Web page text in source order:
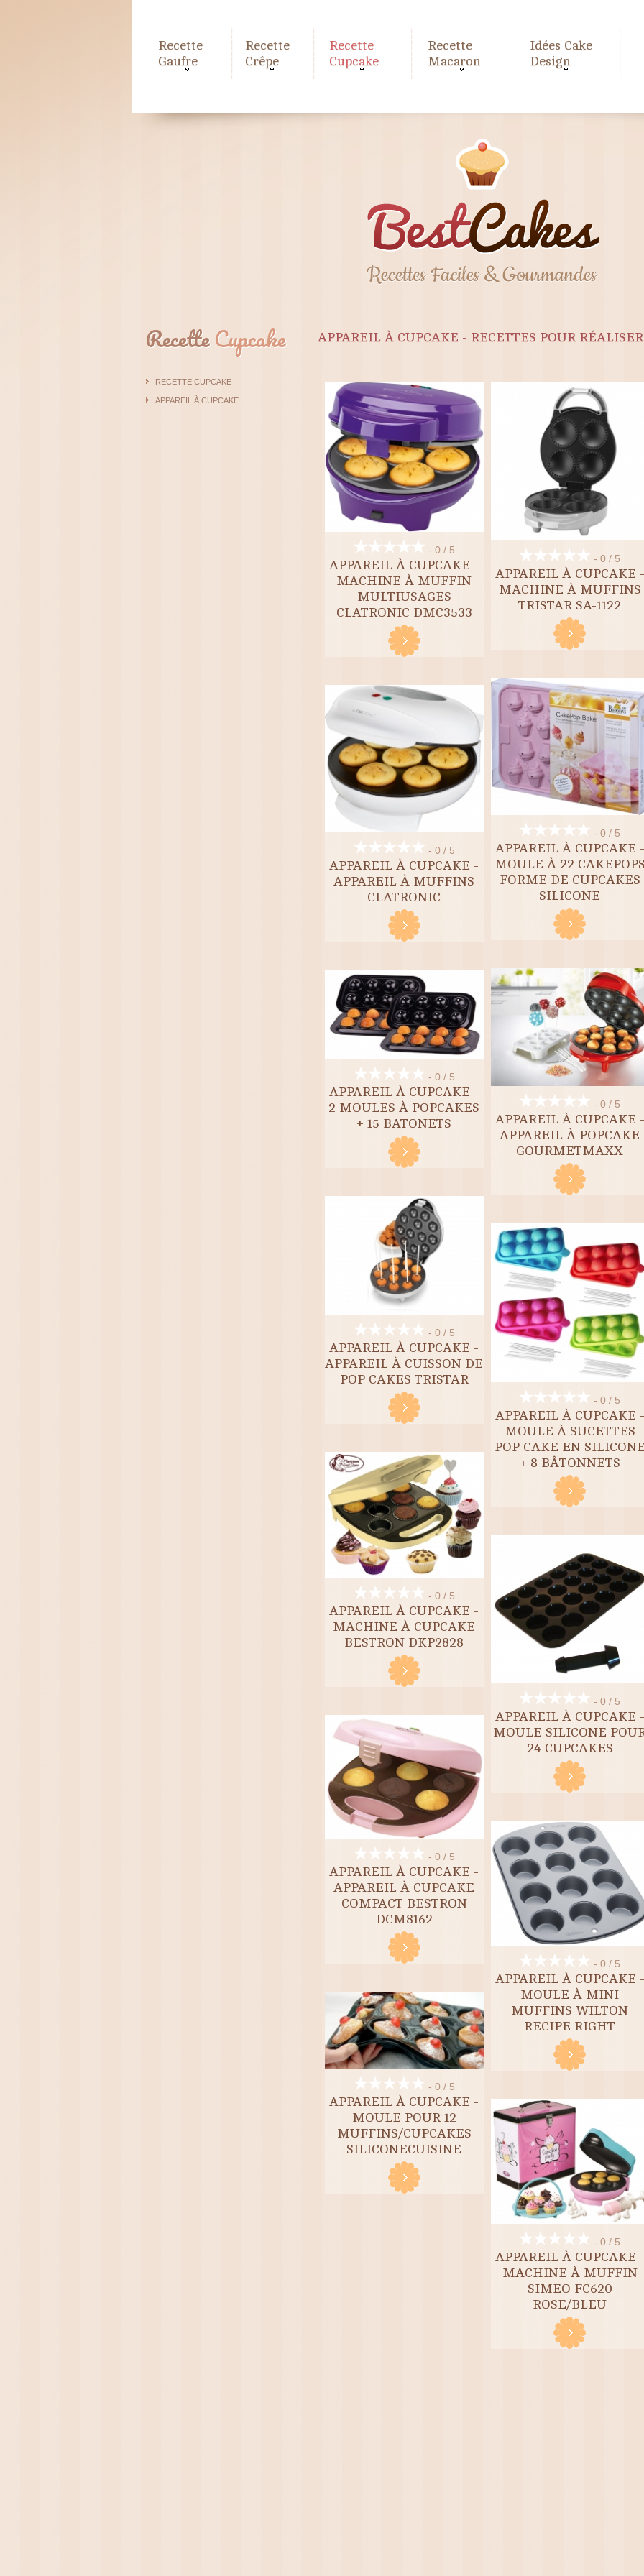
Recette
Gaufre
Recette
Crêpe
Recette
Cupcake
Recette
Macaron
Idées Cake
Design
RecetteCupcake
RECETTE CUPCAKE
APPAREIL À CUPCAKE
APPAREIL À CUPCAKE - RECETTES POUR
- 0 / 5
APPAREIL À CUPCAKE -
MACHINE À MUFFIN
MULTIUSAGES
CLATRONIC DMC3533
- 0 / 5
APPAREIL À CUPCAKE -
APPAREIL À MUFFINS
CLATRONIC
- 0 / 5
APPAREIL À CUPCAKE -
2 MOULES À POPCAKES
+ 15 BATONETS
- 0 / 5
APPAREIL À CUPCAKE -
APPAREIL À CUISSON DE
POP CAKES TRISTAR
- 0 / 5
APPAREIL À CUPCAKE -
MACHINE À CUPCAKE
BESTRON DKP2828
- 0 / 5
APPAREIL À CUPCAKE -
APPAREIL À CUPCAKE
COMPACT BESTRON
DCM8162
- 0 / 5
APPAREIL À CUPCAKE -
MOULE POUR 12
MUFFINS/CUPCAKES
SILICONECUISINE
- 0 / 5
APPAREIL À CUPCAKE -
MACHINE À MUFFINS
TRISTAR SA-1122
- 0 / 5
APPAREIL À CUPCAKE -
MOULE À 22
FORME DE CUPCAKES
SILICONE
- 0 / 5
APPAREIL À CUPCAKE -
APPAREIL À POPCAKE
GOURMETMAXX
- 0 / 5
APPAREIL À CUPCAKE -
MOULE À SUCETTES
POP CAKE EN
+ 8 BÂTONNETS
- 0 / 5
APPAREIL À CUPCAKE -
MOULE SILICONE
24 CUPCAKES
- 0 / 5
APPAREIL À CUPCAKE -
MOULE À MINI
MUFFINS WILTON
RECIPE RIGHT
- 0 / 5
APPAREIL À CUPCAKE -
MACHINE À MUFFIN
SIMEO FC620
ROSE/BLEU